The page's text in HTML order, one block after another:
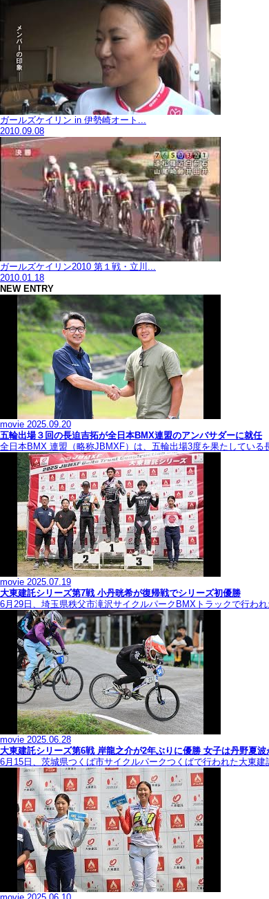
ガールズケイリン in 伊勢崎オート...
2010.09.08
ガールズケイリン2010 第１戦・立川...
2010.01.18
NEW ENTRY
movie 2025.09.20
五輪出場３回の長迫吉拓が全日本BMX連盟のアンバサダーに就任
全日本BMX 連盟（略称JBMXF）は、五輪出場3度を果たしてい
movie 2025.07.19
大東建託シリーズ第7戦 ⼩丹晄希が復帰戦でシリーズ初優勝
6月29日、埼玉県秩父市滝沢サイクルパークBMXトラックで行わ
movie 2025.06.28
大東建託シリーズ第6戦 岸龍之介が2年ぶりに優勝 女子は丹野夏波
6月15日、茨城県つくば市サイクルパークつくばで行われた大東